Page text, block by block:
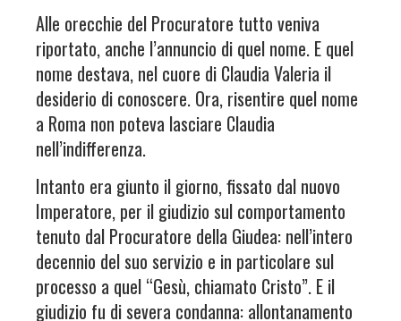
Alle orecchie del Procuratore tutto veniva
riportato, anche l’annuncio di quel nome. E quel
nome destava, nel cuore di Claudia Valeria il
desiderio di conoscere. Ora, risentire quel nome
a Roma non poteva lasciare Claudia
nell’indifferenza.
Intanto era giunto il giorno, fissato dal nuovo
Imperatore, per il giudizio sul comportamento
tenuto dal Procuratore della Giudea: nell’intero
decennio del suo servizio e in particolare sul
processo a quel “Gesù, chiamato Cristo”. E il
giudizio fu di severa condanna: allontanamento